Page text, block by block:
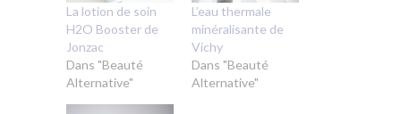
La lotion de soin
H2O Booster de
Jonzac
Dans "Beauté
Alternative"
L’eau thermale
minéralisante de
Vichy
Dans "Beauté
Alternative"